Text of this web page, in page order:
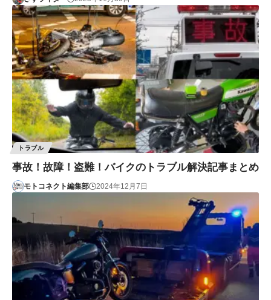
トラブル
事故！故障！盗難！バイクのトラブル解決記事まとめ
モトコネクト編集部 2024年12月7日